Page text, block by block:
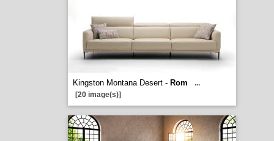
Kingston Montana Desert - Rom
...
[20 image(s)]